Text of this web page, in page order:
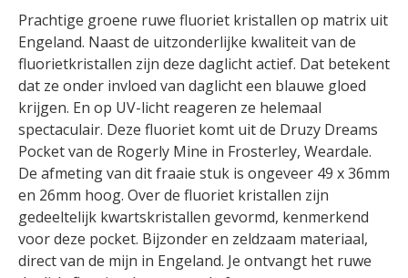
Prachtige groene ruwe fluoriet kristallen op matrix uit
Engeland. Naast de uitzonderlijke kwaliteit van de
fluorietkristallen zijn deze daglicht actief. Dat betekent
dat ze onder invloed van daglicht een blauwe gloed
krijgen. En op UV-licht reageren ze helemaal
spectaculair. Deze fluoriet komt uit de Druzy Dreams
Pocket van de Rogerly Mine in Frosterley, Weardale.
De afmeting van dit fraaie stuk is ongeveer 49 x 36mm
en 26mm hoog. Over de fluoriet kristallen zijn
gedeeltelijk kwartskristallen gevormd, kenmerkend
voor deze pocket. Bijzonder en zeldzaam materiaal,
direct van de mijn in Engeland. Je ontvangt het ruwe